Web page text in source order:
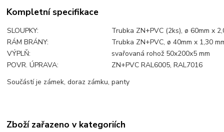
Kompletní specifikace
SLOUPKY:
Trubka ZN+PVC (2ks), ø 60mm x
RÁM BRÁNY:
Trubka ZN+PVC, ø 40mm x 1,30
VÝPLŇ:
svařovaná rohož 50x200x5 mm
POVR. ÚPRAVA:
ZN+PVC RAL6005, RAL7016
Součástí je zámek, doraz zámku, panty
Zboží zařazeno v kategoriích